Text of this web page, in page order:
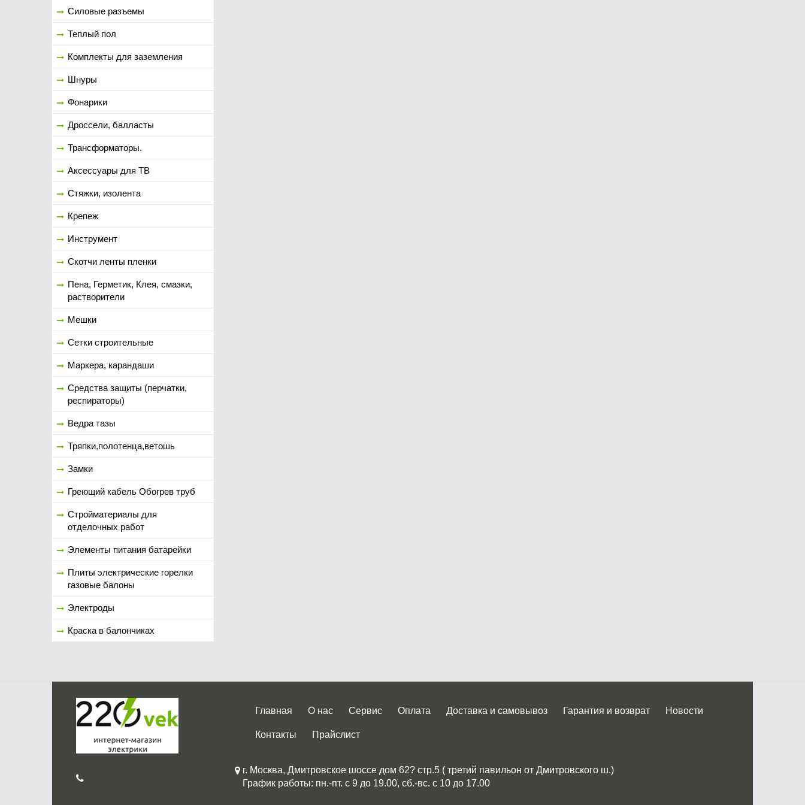
Силовые разъемы
Теплый пол
Комплекты для заземления
Шнуры
Фонарики
Дроссели, балласты
Трансформаторы.
Аксессуары для ТВ
Стяжки, изолента
Крепеж
Инструмент
Скотчи ленты пленки
Пена, Герметик, Клея, смазки,
растворители
Мешки
Сетки строительные
Маркера, карандаши
Средства защиты (перчатки,
респираторы)
Ведра тазы
Тряпки,полотенца,ветошь
Замки
Греющий кабель Обогрев труб
Стройматериалы для
отделочных работ
Элементы питания батарейки
Плиты электрические горелки
газовые балоны
Электроды
Краска в балончиках
Главная О нас Сервис Оплата Доставка и самовывоз Гарантия и возврат Новости
Контакты Прайслист
г. Москва, Дмитровское шоссе дом 62? стр.5 ( третий павильон от Дмитровского ш.)
График работы: пн.-пт. с 9 до 19.00, сб.-вс. с 10 до 17.00